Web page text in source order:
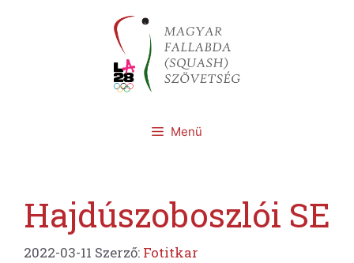
Menü
Hajdúszoboszlói SE
2022-03-11 Szerző: Fotitkar